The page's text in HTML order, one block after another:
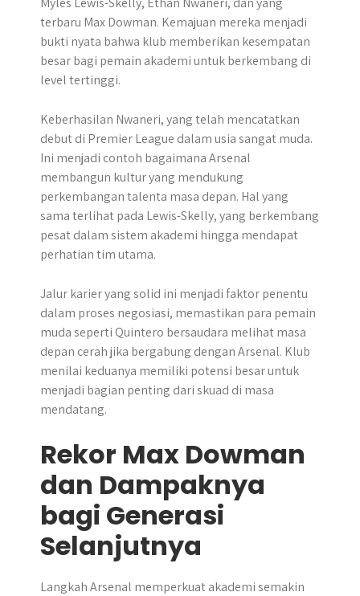
terbaru Max Dowman. Kemajuan mereka menjadi
bukti nyata bahwa klub memberikan kesempatan
besar bagi pemain akademi untuk berkembang di
level tertinggi.
Keberhasilan Nwaneri, yang telah mencatatkan
debut di Premier League dalam usia sangat muda.
Ini menjadi contoh bagaimana Arsenal
membangun kultur yang mendukung
perkembangan talenta masa depan. Hal yang
sama terlihat pada Lewis-Skelly, yang berkembang
pesat dalam sistem akademi hingga mendapat
perhatian tim utama.
Jalur karier yang solid ini menjadi faktor penentu
dalam proses negosiasi, memastikan para pemain
muda seperti Quintero bersaudara melihat masa
depan cerah jika bergabung dengan Arsenal. Klub
menilai keduanya memiliki potensi besar untuk
menjadi bagian penting dari skuad di masa
mendatang.
Rekor Max Dowman
dan Dampaknya
bagi Generasi
Selanjutnya
Langkah Arsenal memperkuat akademi semakin